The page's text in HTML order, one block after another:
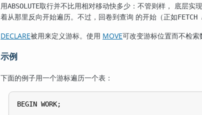
用ABSOLUTE取行并不比用相对移动快多少：不管则样， 底层实
着从那里反向开始遍历。不过，回卷到查询 的开始（正如FETCH
DECLARE被用来定义游标。使用 MOVE可改变游标位置而不检索
示例
下面的例子用一个游标遍历一个表：
BEGIN WORK;